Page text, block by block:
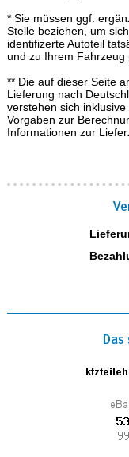
* Sie müssen ggf.
Stelle beziehen, um
identifizerte Autoteil
und zu Ihrem Fahrzeug
** Die auf dieser Seite
Lieferung nach
verstehen sich
Vorgaben zur
Informationen zur
Das